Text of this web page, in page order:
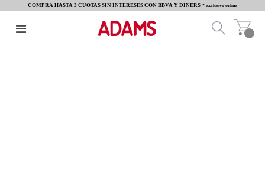
COMPRA HASTA 3 CUOTAS SIN INTERESES CON BBVA Y DINERS * exclusivo online